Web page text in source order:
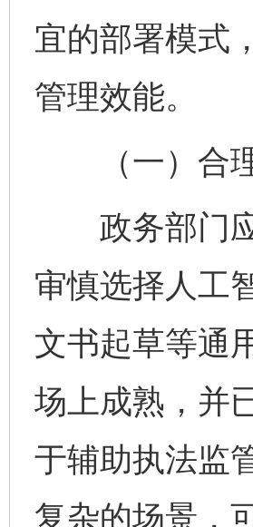
宜的部署模式
管理效能。
（一）合理
政务部门应
审慎选择人工
文书起草等通
场上成熟，并
于辅助执法监
复杂的场景，